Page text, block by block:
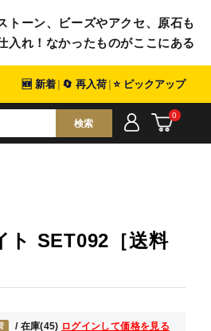
トーン、ビーズやアクセ、原石も
入れ！なかったものがここにある
🆕 新着 🔄 再入荷 ⭐ ピックアップ
検索
0
ト SET092［送料
/ 在庫(45) ログインして価格を見る